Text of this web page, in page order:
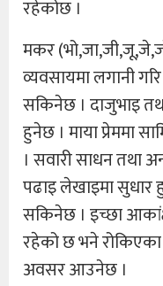
रहेकोछ ।
मकर
व्यवसायमा लगानी
सकिनेछ । दाजुभाइ
हुनेछ । माया प्रेममा
। सवारी साधन तथा
पढाइ लेखाइमा सुधार
सकिनेछ । इच्छा
रहेको छ भने
अवसर आउनेछ ।